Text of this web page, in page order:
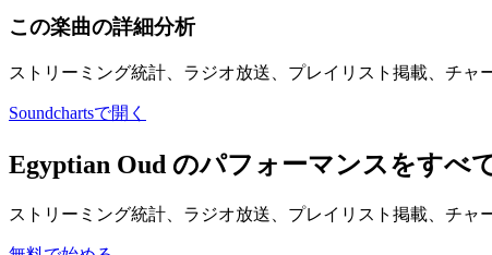
この楽曲の詳細分析
ストリーミング統計、ラジオ放送、プレイリスト掲載、チャ
Soundchartsで開く
Egyptian Oud のパフォーマンスをすべ
ストリーミング統計、ラジオ放送、プレイリスト掲載、チャ